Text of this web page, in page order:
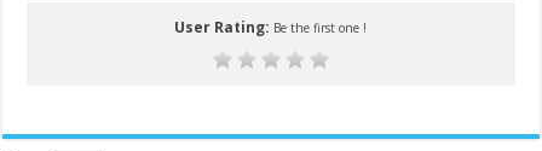
User Rating: Be the first one !